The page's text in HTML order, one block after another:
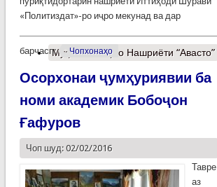
«Политиздат»-ро иҷро мекунад ва дар
барчасп: Чопхонаҳо
Муфассалтар о Нашриёти “Авасто”
Осорхонаи ҷумҳуриявии ба
номи академик Бобоҷон
Ғафуров
Чоп шуд: 02/02/2016
Тавре
аз